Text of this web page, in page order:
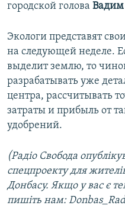
городской голова
Экологи представят
на следующей неделе.
выделит землю, то
разрабатывать уже
центра, рассчитывать
затраты и прибыль от
удобрений.
(Радіо Свобода
спецпроекту для
Донбасу. Якщо у вас є
пишіть нам: